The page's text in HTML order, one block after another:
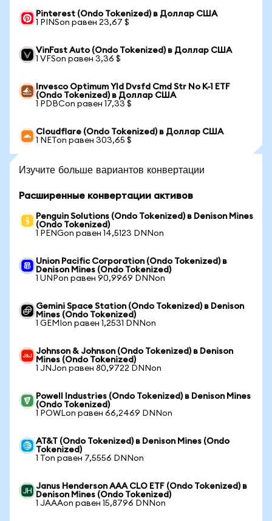
Pinterest (Ondo Tokenized) в Доллар США
1 PINSon равен 23,67 $
VinFast Auto (Ondo Tokenized) в Доллар США
1 VFSon равен 3,36 $
Invesco Optimum Yld Dvsfd Cmd Str No K-1 ETF
(Ondo Tokenized) в Доллар США
1 PDBCon равен 17,33 $
Cloudflare (Ondo Tokenized) в Доллар США
1 NETon равен 303,65 $
Изучите больше вариантов конвертации
Расширенные конвертации активов
Penguin Solutions (Ondo Tokenized) в Denison Mines
(Ondo Tokenized)
1 PENGon равен 14,5123 DNNon
Union Pacific Corporation (Ondo Tokenized) в
Denison Mines (Ondo Tokenized)
1 UNPon равен 90,9969 DNNon
Gemini Space Station (Ondo Tokenized) в Denison
Mines (Ondo Tokenized)
1 GEMIon равен 1,2531 DNNon
Johnson & Johnson (Ondo Tokenized) в Denison
Mines (Ondo Tokenized)
1 JNJon равен 80,9722 DNNon
Powell Industries (Ondo Tokenized) в Denison Mines
(Ondo Tokenized)
1 POWLon равен 66,2469 DNNon
AT&T (Ondo Tokenized) в Denison Mines (Ondo
Tokenized)
1 Ton равен 7,5556 DNNon
Janus Henderson AAA CLO ETF (Ondo Tokenized) в
Denison Mines (Ondo Tokenized)
1 JAAAon равен 15,8796 DNNon